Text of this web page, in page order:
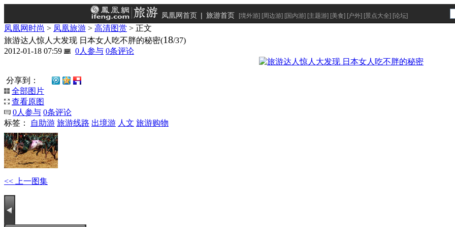
凤凰网首页 | 旅游首页 [境外游] [周边游] [国内游] [主题游] [美食] [户外] [景点大全] [论坛]
凤凰网时尚 > 凤凰旅游 > 高清图赏 > 正文
旅游达人惊人大发现 日本女人吃不胖的秘密(18/37)
2012-01-18 07:59
0人参与 0条评论
分享到：
全部图片
查看原图
0人参与 0条评论
标签：
自助游 旅游线路 出境游 人文 旅游购物
<< 上一图集